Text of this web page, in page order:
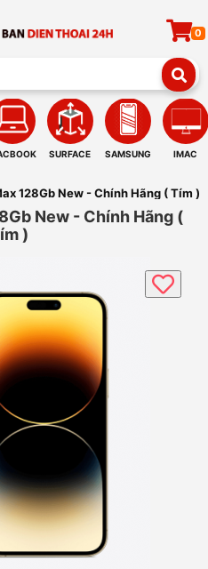
0
SURFACE SAMSUNG IMAC
128Gb New - Chính Hãng ( Tím )
New - Chính Hãng (
)